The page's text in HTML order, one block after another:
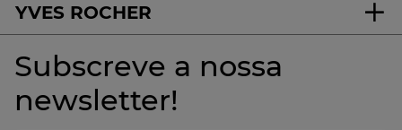
YVES ROCHER
Subscreve a nossa
newsletter!